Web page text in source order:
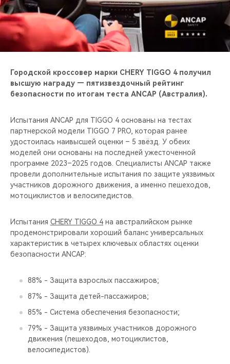
CHERY И СПОРТ
НАШИ МЕРОПРИЯТИЯ
Городской кроссовер марки CHERY TIGGO 4 получил
высшую награду — пятизвездочный рейтинг
безопасности по итогам теста ANCAP (Австралия).
Испытания ANCAP для TIGGO 4 основаны на тестах
партнерской модели TIGGO 7 PRO, которая ранее
удостоилась наивысшей оценки – 5 звёзд. У обеих
моделей они основаны на последней ужесточенной
программе 2023–2025 годов. Специалисты ANCAP также
провели дополнительные испытания по защите уязвимых
участников дорожного движения, а именно пешеходов,
мотоциклистов и велосипедистов.
Испытания CHERY TIGGO 4 на австралийском рынке
продемонстрировали хороший баланс универсальных
характеристик в четырех ключевых областях оценки
безопасности ANCAP:
88% - Защита взрослых пассажиров;
87% - Защита детей-пассажиров;
85% - Система обеспечения безопасности;
79% - Защита уязвимых участников дорожного
движения (пешеходов, мотоциклистов,
велосипедистов).